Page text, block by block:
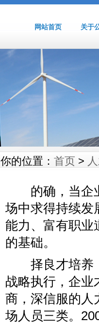
网站首页 关于
你的位置： 首页 >
的确，当企业
场中求得持续发
能力、富有职业
的基础。
择良才培养，
战略执行，企业
商，深信服的人
场人员三类。